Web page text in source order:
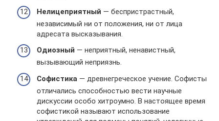
Нелицеприятный — беспристрастный,
независимый ни от положения, ни от лица
адресата высказывания.
Одиозный — неприятный, ненавистный,
вызывающий неприязнь.
Софистика — древнегреческое учение. Софисты
отличались способностью вести научные
дискуссии особо хитроумно. В настоящее время
софистикой называют использование